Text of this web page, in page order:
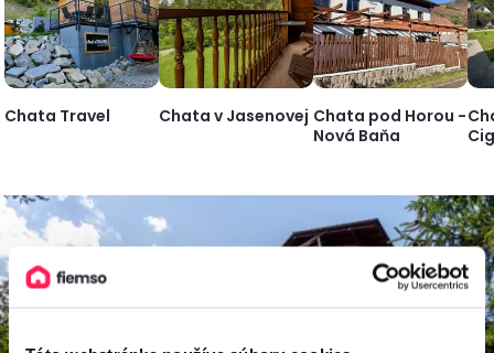
Chata Travel Chata v Jasenovej Chata pod Horou -
Nová Baňa